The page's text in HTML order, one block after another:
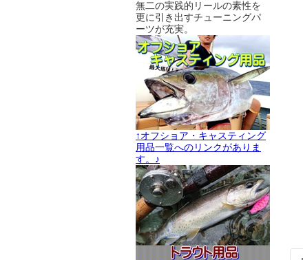
無二の実践的リールの素性を
更に引き出すチューニングパ
ーツが充実。
↑オフショア・キャスティング
用品一覧へのリンクがありま
す。♪